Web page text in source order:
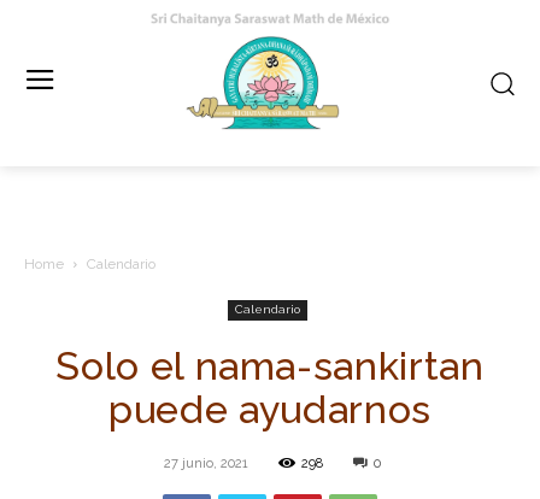
Home Calendario
Calendario
Solo el nama-sankirtan
puede ayudarnos
27 junio, 2021 298 0